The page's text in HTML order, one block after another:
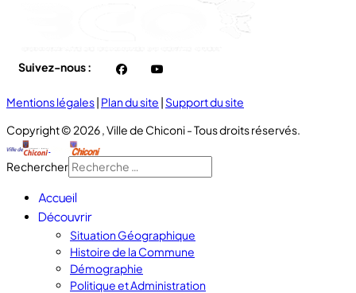
Suivez-nous : facebook
You
Mentions légales| Plan du site | Support du site
Copyright © 2026 , Ville de Chiconi - Tous droits réservés.
Rechercher
Accueil
Découvrir
Situation Géographique
Histoire de la Commune
Démographie
Politique et Administration